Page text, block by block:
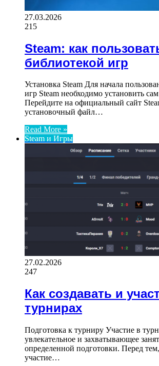
27.03.2026
215
Steam: как
библиотекой игр
Установка Steam Для начала
игр Steam необходимо установить
Перейдите на официальный сайт
установочный файл…
Read More »
Steam и Игры
27.02.2026
247
Как создавать и
турнирах
Подготовка к турниру Участие в
увлекательное и захватывающее
определенной подготовки. Перед
участие…